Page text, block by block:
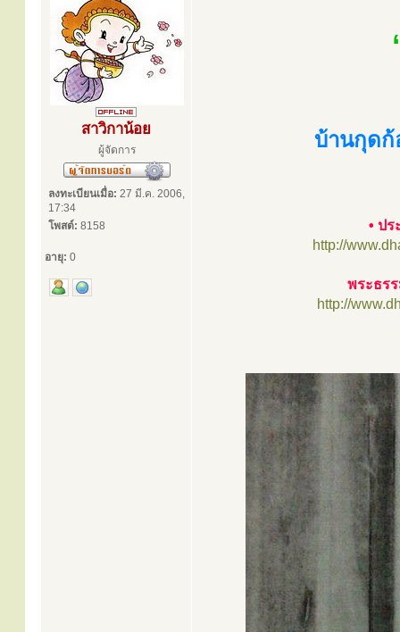
สาวิกาน้อย
ผู้จัดการ
ลงทะเบียนเมื่อ: 27 มี.ค. 2006,
17:34
โพสต์: 8158
อายุ: 0
บ้านกุด
• ป
http://
พระธร
http://